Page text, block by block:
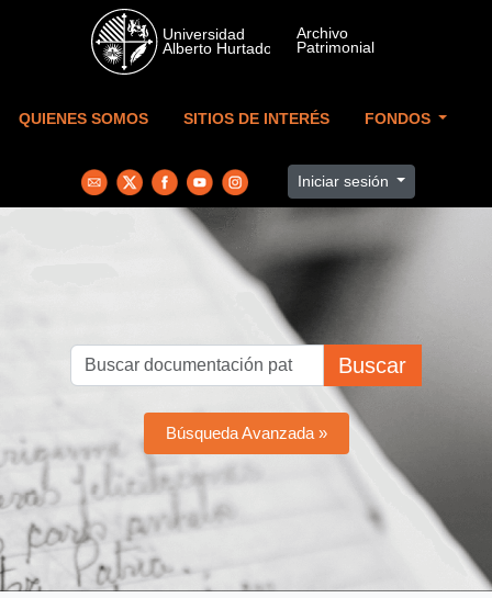
Skip to main content
QUIENES SOMOS SITIOS DE INTERÉS FONDOS
Iniciar sesión
Buscar
Búsqueda Avanzada »